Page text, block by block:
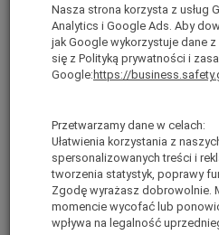
Możliwość pracy z dwóch
stopień o wymiarach21x32 cm
Odlewany aluminiowy przegub
Praktyczny uchwyt na narzędzia,
Antypoślizgowe stopki
Dopuszczalne obciążenie:
Nasza strona korzysta z usług
Analytics i Google Ads. Aby
jak Google wykorzystuje dane
się z Polityką prywatności i
Google:https://
Przetwarzamy dane w celach:
Ułatwienia korzystania z
spersonalizowanych treści i
tworzenia statystyk, poprawy
Zgodę wyrażasz dobrowolnie.
momencie wycofać lub
wpływa na legalność